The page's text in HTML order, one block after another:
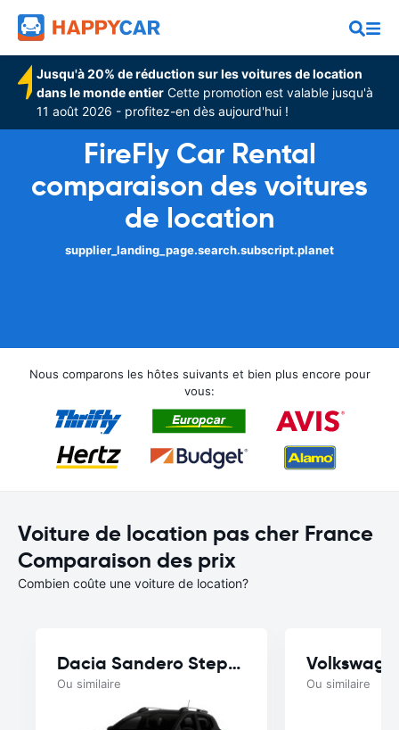
Jusqu'à 20% de réduction sur les voitures de location
dans le monde entier Cette promotion est valable jusqu'à
11 août 2026 - profitez-en dès aujourd'hui !
FireFly Car Rental
comparaison des voitures
de location
supplier_landing_page.search.subscript.planet
Nous comparons les hôtes suivants et bien plus encore pour
vous:
Voiture de location pas cher France
Comparaison des prix
Combien coûte une voiture de location?
Dacia Sandero Stepway
Ou similaire Ou similaire